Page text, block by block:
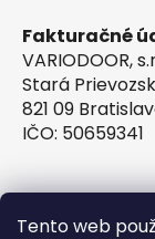
Tento web
Fakturačné
VARIODOOR,
Stará
821 09
IČO: 50659341